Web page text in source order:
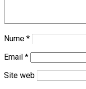
Nume *
Email *
Site web